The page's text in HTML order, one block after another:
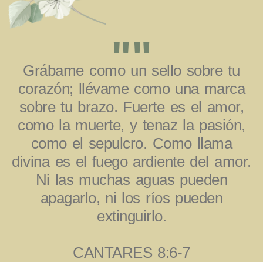
""
Grábame como un sello sobre tu
corazón; llévame como una marca
sobre tu brazo. Fuerte es el amor,
como la muerte, y tenaz la pasión,
como el sepulcro. Como llama
divina es el fuego ardiente del amor.
Ni las muchas aguas pueden
apagarlo, ni los ríos pueden
extinguirlo.
CANTARES 8:6-7